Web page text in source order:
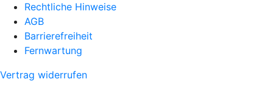
Rechtliche Hinweise
AGB
Barrierefreiheit
Fernwartung
Vertrag widerrufen